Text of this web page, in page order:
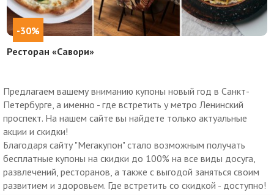
-30%
Ресторан «Савори»
Предлагаем вашему вниманию купоны новый год в Санкт-
Петербурге, а именно - где встретить у метро Ленинский
проспект. На нашем сайте вы найдете только актуальные
акции и скидки!
Благодаря сайту "Мегакупон" стало возможным получать
бесплатные купоны на скидки до 100% на все виды досуга,
развлечений, ресторанов, а также с выгодой заняться своим
развитием и здоровьем. Где встретить со скидкой - доступно!